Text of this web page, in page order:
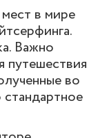
в мире
Важно
путешествия
во